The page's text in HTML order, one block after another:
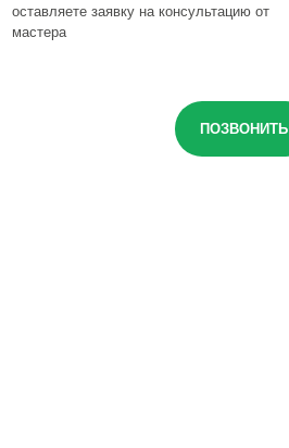
оставляете заявку на консультацию от
мастера
ПОЗВОНИТЬ